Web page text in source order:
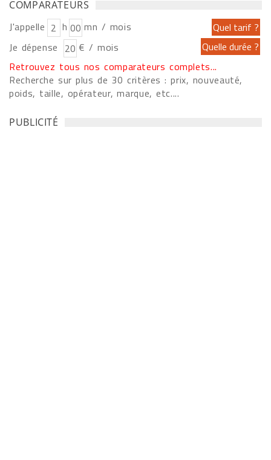
COMPARATEURS
J'appelle h
mn / mois
Je dépense
€ / mois
Retrouvez tous nos comparateurs complets...
Recherche sur plus de 30 critères : prix, nouveauté,
poids, taille, opérateur, marque, etc....
PUBLICITÉ